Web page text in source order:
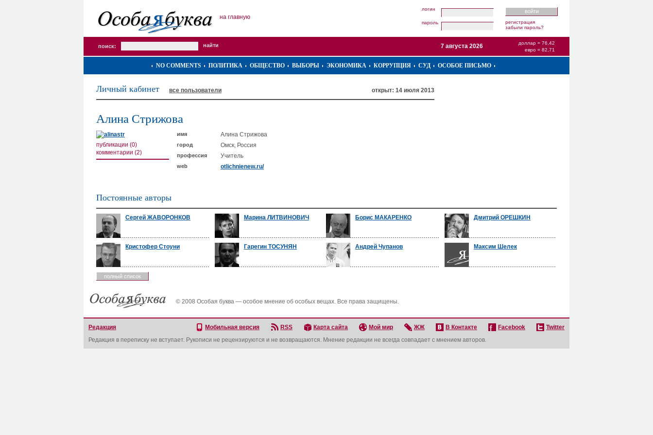
на главную
логин
пароль
регистрация
забыли пароль?
поиск:
доллар = 76,42
евро = 82,71
7 августа 2026
NO COMMENTS ПОЛИТИКА ОБЩЕСТВО ВЫБОРЫ ЭКОНОМИКА КОРРУПЦИЯ СУД ОСОБОЕ ПИСЬМО
открыт: 14 июля 2013
Личный кабинет все пользователи
Алина Стрижова
публикации (0)
комментарии (2)
имя Алина Стрижова
город Омск, Россия
профессия Учитель
web otlichnienew.ru/
Постоянные авторы
Сергей ЖАВОРОНКОВ Марина ЛИТВИНОВИЧ Борис МАКАРЕНКО Дмитрий ОРЕШКИН
Кристофер Стоуни Гарегин ТОСУНЯН Андрей Чупанов Максим Шелек
полный список
© 2008 Особая буква — особое мнение об особых вещах. Все права защищены.
Редакция Мобильная версия RSS Карта сайта Мой мир ЖЖ В Контакте Facebook
Twitter
Редакция в переписку не вступает. Рукописи не рецензируются и не возвращаются. Мнение редакции не всегда совпадает с мнением авторов.